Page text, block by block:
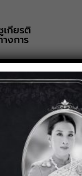
กียรติ
งการ